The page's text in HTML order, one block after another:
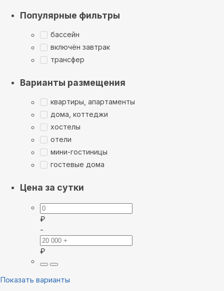
Популярные фильтры
бассейн
включён завтрак
трансфер
Варианты размещения
квартиры, апартаменты
дома, коттеджи
хостелы
отели
мини-гостиницы
гостевые дома
Цена за сутки
₽
-
₽
Показать варианты